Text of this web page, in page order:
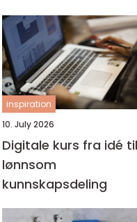
inspiration
10. July 2026
Digitale kurs fra idé til
lønnsom
kunnskapsdeling